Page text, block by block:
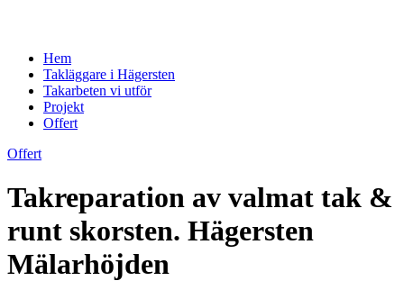
Hem
Takläggare i Hägersten
Takarbeten vi utför
Projekt
Offert
Offert
Takreparation av valmat tak &
runt skorsten. Hägersten
Mälarhöjden